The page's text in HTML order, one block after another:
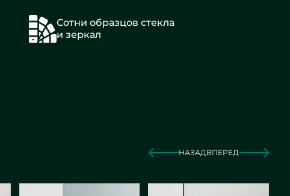
Сотни образцов стекла
и зеркал
НАЗАДВПЕРЕД